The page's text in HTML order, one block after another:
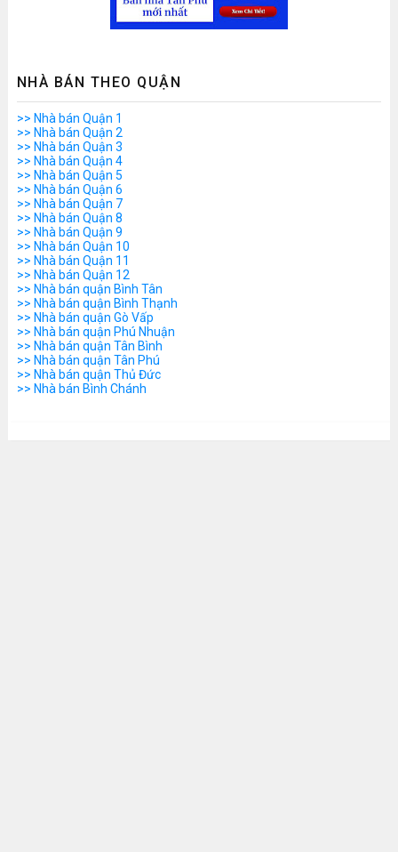
NHÀ BÁN THEO QUẬN
>> Nhà bán Quận 1
>> Nhà bán Quận 2
>> Nhà bán Quận 3
>> Nhà bán Quận 4
>> Nhà bán Quận 5
>> Nhà bán Quận 6
>> Nhà bán Quận 7
>> Nhà bán Quận 8
>> Nhà bán Quận 9
>> Nhà bán Quận 10
>> Nhà bán Quận 11
>> Nhà bán Quận 12
>> Nhà bán quận Bình Tân
>> Nhà bán quận Bình Thạnh
>> Nhà bán quận Gò Vấp
>> Nhà bán quận Phú Nhuận
>> Nhà bán quận Tân Bình
>> Nhà bán quận Tân Phú
>> Nhà bán quận Thủ Đức
>> Nhà bán Bình Chánh